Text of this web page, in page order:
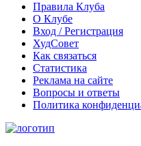
Правила Клуба
О Клубе
Вход / Регистрация
ХудСовет
Как связаться
Статистика
Реклама на сайте
Вопросы и ответы
Политика